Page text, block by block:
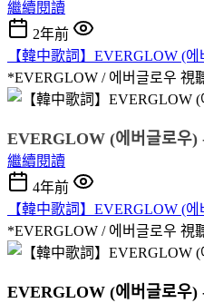
繼續閱讀
2年前
【韓中歌詞】EVERGLOW (
*EVERGLOW / 에버글로우 視
EVERGLOW (에버글로우)
繼續閱讀
4年前
【韓中歌詞】EVERGLOW (에
*EVERGLOW / 에버글로우 視
EVERGLOW (에버글로우)